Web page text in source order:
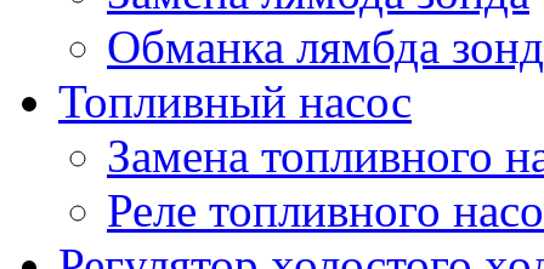
Обманка лямбда
Топливный насос
Замена топливного
Реле топливного